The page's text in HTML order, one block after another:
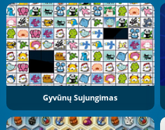
Gyvūnų Sujungimas